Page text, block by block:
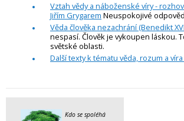
Vztah vědy a náboženské víry -
Jiřím Grygarem Neuspokojivé
Věda člověka nezachrání (Benedikt
nespasí. Člověk je vykoupen láskou.
světské oblasti.
Další texty k tématu věda, rozum a
Kdo se spoléhá